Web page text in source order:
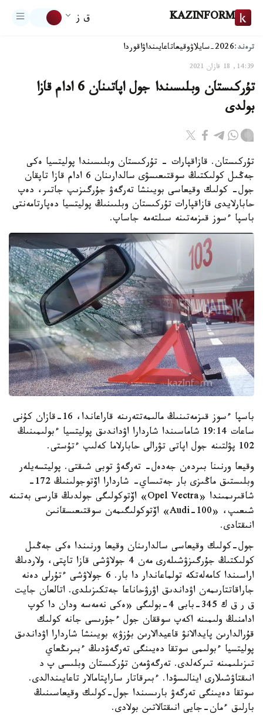
KAZINFORM ق ز
ترەند:2026-سايلاۋ وقيعاتاعايىنداۋاقوردا
14:39, 18 قازان 2021
تۇركىستان وبلىسىندا جول اپاتىنان 6 ادام قازا
بولدى
تۇركىستان. قازاقپارات - تۇركىستان وبلىسىندا پوليتسيا ەكى
جەڭىل كولىكتىڭ سوقتىعىسۋى سالدارىنان 6 ادام قازا تاپقان
جول- كولىك وقيعاسى بويىنشا تەرگەۋ جۇرگىزىپ جاتىر، دەپ
حابارلايدى قازاقپارات تۇركىستان وبلىىنىڭ پوليتسيا دەپارتامەنتى
باسپا ءسوز قىزمەتىنە سىلتەمە جاساپ.
باسپا ءسوز قىزمەتىنىڭ مالىمەتتەرىنە قاراعاندا، 16-قازان كۇنى
ساعات 19:14 شاماسىندا شاردارا اۋداندىق پوليتسيا ءبولىمىنىڭ
102 پۋلتىنە جول اپاتى تۋرالى حابارلاما كەلىپ ءتۇستى.
وقيعا ورنىنا بىردەن جەدەل- تەرگەۋ توبى شىقتى. پوليتسەيلەر
وبلىستىق ماڭىزى بار جەتىساي- شاردارا اۆتوجولىنىڭ 172-
شاقىرىمىندا «Opel Vectra» اۆتوكولىگى جولدىڭ قارسى بەتىنە
شىعىپ، «Audi-100» اۆتوكولىگىمەن سوقتىعىسقانىن
انىقتادى.
جول-كولىك وقيعاسى سالدارىنان وقيعا ورنىندا ەكى جەڭىل
كولىكتىڭ جۇرگىزۋشىلەرى مەن 4 جولاۋشى قازا تاپتى، ولاردىڭ
اراسىندا كامەلەتكە تولماعاندار دا بار. 6 جولاۋشى ءتۇرلى دەنە
جاراقاتتارىمەن اۋداندىق اۋرۋحاناعا جەتكىزىلدى. اتالعان جايت
ق ر ق ك 345-بابى 4-بولىگى «ەكى نەمەسە ودان دا كوپ
ادامنىڭ ولىمىنە اكەپ سوققان جول ءجۇرىسى جانە كولىك
قۇرالدارىن پايدالانۋ قاعيدالارىن بۇزۋ» بويىنشا شاردارا اۋداندىق
پوليتسيا ءبولىمى سوتقا دەيىنگى تەرگەۋدىڭ ءبىرىڭعاي
تىزىلىمىنە تىركەلدى. تەرگەۋمەن تۇركىستان وبلىسى پ د
انىقتاۋشىلارى اينالىسۋدا. ءبىرقاتار ساراپتامالار تاعايىندالدى.
سوتقا دەيىنگى تەرگەۋ بارىسىندا جول-كولىك وقيعاسىنىڭ
بارلىق ءمان-جايى انىقتالاتىن بولادى.